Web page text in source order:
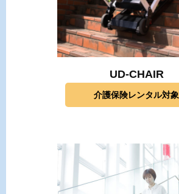
UD-CHAIR
介護保険レンタル対象